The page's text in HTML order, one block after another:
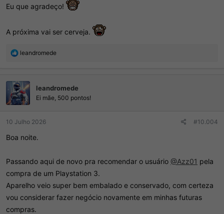
Eu que agradeço!
A próxima vai ser cerveja.
R
ç
õ
e
s
leandromede
leandromede
Ei mãe, 500 pontos!
10 Julho 2026 #10.004
Boa noite.
Passando aqui de novo pra recomendar o usuário @Azz01 pela
compra de um Playstation 3.
Aparelho veio super bem embalado e conservado, com certeza
vou considerar fazer negócio novamente em minhas futuras
compras.